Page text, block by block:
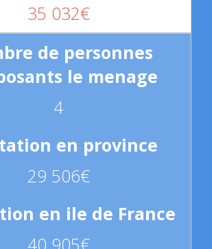
35 032€
4
29 506€
40 905€